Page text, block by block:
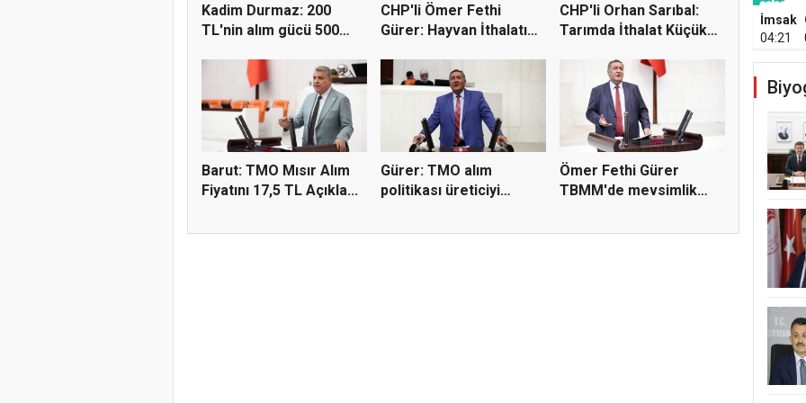
Kadim Durmaz: 200
TL'nin alım gücü 500
CHP'li Ömer Fethi
Gürer: Hayvan İthalatı
CHP'li Orhan Sarıbal:
Tarımda İthalat Küçük
Barut: TMO Mısır Alım
Fiyatını 17,5 TL Açıkla...
Gürer: TMO alım
politikası üreticiyi
Ömer Fethi Gürer
TBMM'de mevsimlik
İmsak
04:21